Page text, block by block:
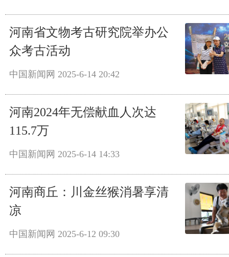
河南省文物考古研究院举办公
众考古活动
中国新闻网 2025-6-14 20:42
河南2024年无偿献血人次达
115.7万
中国新闻网 2025-6-14 14:33
河南商丘：川金丝猴消暑享清
凉
中国新闻网 2025-6-12 09:30